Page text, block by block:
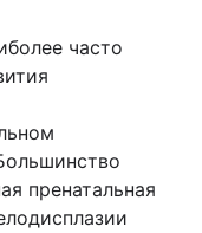
часто
пренатальная